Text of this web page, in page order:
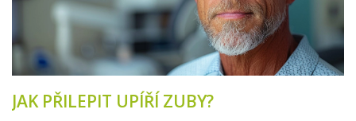
JAK PŘILEPIT UPÍŘÍ ZUBY?